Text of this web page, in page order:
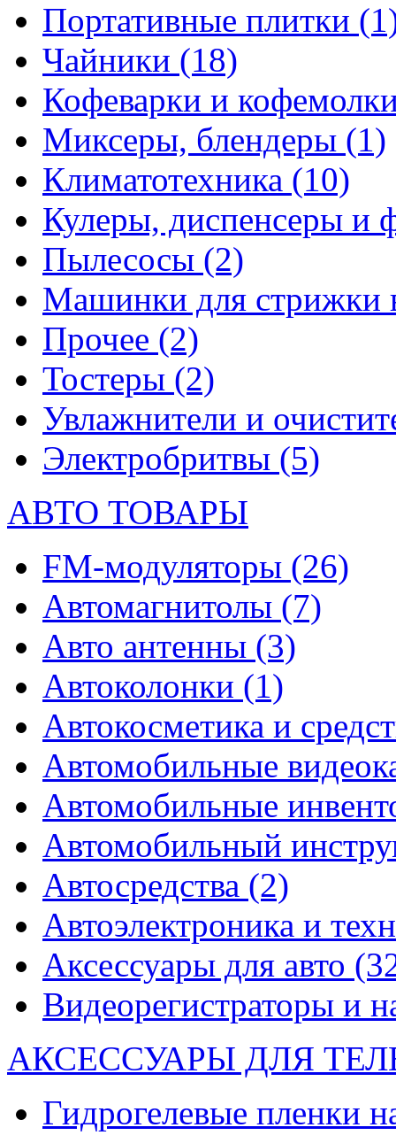
Портативные плитки
Чайники (18)
Кофеварки и
Миксеры, блендеры (1)
Климатотехника (10)
Кулеры, диспенсеры и
Пылесосы (2)
Машинки для стрижки
Прочее (2)
Тостеры (2)
Увлажнители и
Электробритвы (5)
АВТО ТОВАРЫ
FM-модуляторы (26)
Автомагнитолы (7)
Авто антенны (3)
Автоколонки (1)
Автокосметика и
Автомобильные
Автомобильные
Автомобильный
Автосредства (2)
Автоэлектроника и
Аксессуары для авто
Видеорегистраторы и
АКСЕССУАРЫ ДЛЯ
Гидрогелевые пленки